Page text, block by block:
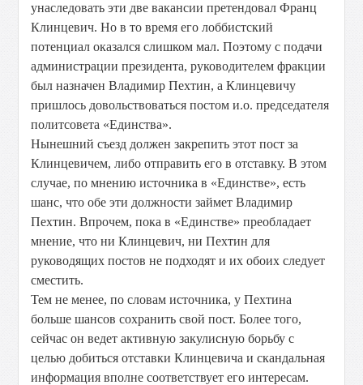
унаследовать эти две вакансии претендовал Франц
Клинцевич. Но в то время его лоббистский
потенциал оказался слишком мал. Поэтому с подачи
администрации президента, руководителем фракции
был назначен Владимир Пехтин, а Клинцевичу
пришлось довольствоваться постом и.о. председателя
политсовета «Единства».
Нынешний съезд должен закрепить этот пост за
Клинцевичем, либо отправить его в отставку. В этом
случае, по мнению источника в «Единстве», есть
шанс, что обе эти должности займет Владимир
Пехтин. Впрочем, пока в «Единстве» преобладает
мнение, что ни Клинцевич, ни Пехтин для
руководящих постов не подходят и их обоих следует
сместить.
Тем не менее, по словам источника, у Пехтина
больше шансов сохранить свой пост. Более того,
сейчас он ведет активную закулисную борьбу с
целью добиться отставки Клинцевича и скандальная
информация вполне соответствует его интересам.